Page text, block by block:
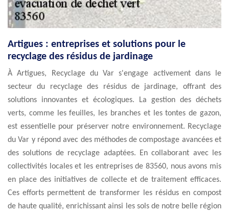
Artigues : entreprises et solutions pour le
recyclage des résidus de jardinage
À Artigues, Recyclage du Var s'engage activement dans le
secteur du recyclage des résidus de jardinage, offrant des
solutions innovantes et écologiques. La gestion des déchets
verts, comme les feuilles, les branches et les tontes de gazon,
est essentielle pour préserver notre environnement. Recyclage
du Var y répond avec des méthodes de compostage avancées et
des solutions de recyclage adaptées. En collaborant avec les
collectivités locales et les entreprises de 83560, nous avons mis
en place des initiatives de collecte et de traitement efficaces.
Ces efforts permettent de transformer les résidus en compost
de haute qualité, enrichissant ainsi les sols de notre belle région